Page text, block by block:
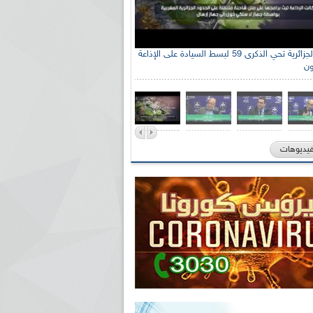
الإذاعة الجزائرية تحي الذكرى 59 لبسط السيادة على الإذاعة